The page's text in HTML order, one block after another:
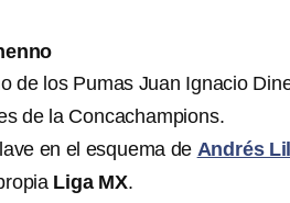
de los Pumas Juan Ignacio
de la Concachampions.
en el esquema de Andrés
Liga MX.